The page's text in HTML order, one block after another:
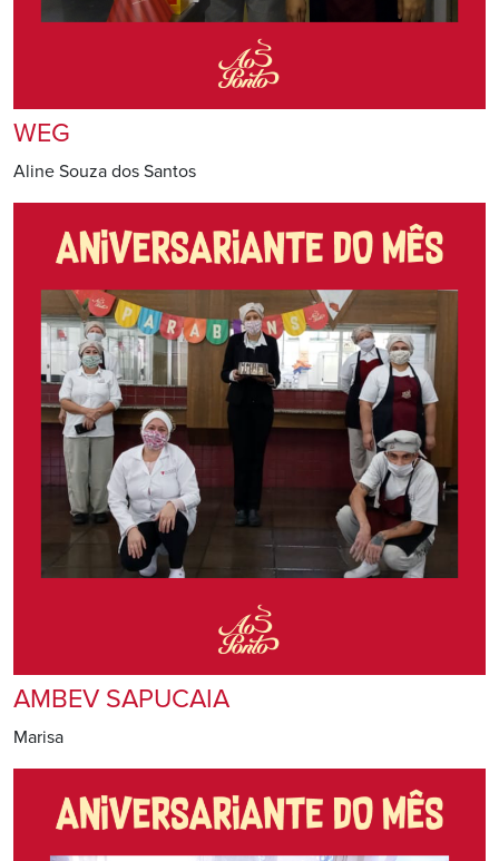
WEG
Aline Souza dos Santos
AMBEV SAPUCAIA
Marisa